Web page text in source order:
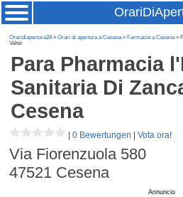
Oraridiapertura24»Orari di apertura a Cesena» Farmacie a Cesena»
Valter
Para Pharmacia
Sanitaria Di
Cesena
|0 Bewertungen |Vota ora!
Via Fiorenzuola 580
47521 Cesena
Annuncio